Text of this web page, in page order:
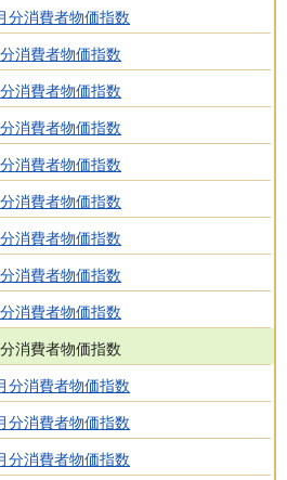
分消費者物価指数
消費者物価指数
消費者物価指数
消費者物価指数
消費者物価指数
消費者物価指数
消費者物価指数
消費者物価指数
消費者物価指数
消費者物価指数
分消費者物価指数
分消費者物価指数
分消費者物価指数